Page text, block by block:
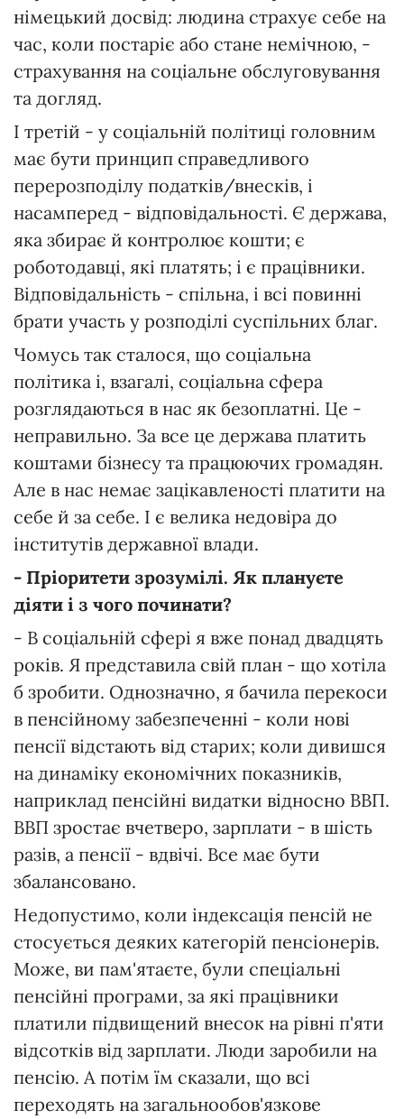
німецький досвід: людина страхує себе на
час, коли постаріє або стане немічною, -
страхування на соціальне обслуговування
та догляд.
І третій - у соціальній політиці головним
має бути принцип справедливого
перерозподілу податків/внесків, і
насамперед - відповідальності. Є держава,
яка збирає й контролює кошти; є
роботодавці, які платять; і є працівники.
Відповідальність - спільна, і всі повинні
брати участь у розподілі суспільних благ.
Чомусь так сталося, що соціальна
політика і, взагалі, соціальна сфера
розглядаються в нас як безоплатні. Це -
неправильно. За все це держава платить
коштами бізнесу та працюючих громадян.
Але в нас немає зацікавленості платити на
себе й за себе. І є велика недовіра до
інститутів державної влади.
- Пріоритети зрозумілі. Як плануєте
діяти і з чого починати?
- В соціальній сфері я вже понад двадцять
років. Я представила свій план - що хотіла
б зробити. Однозначно, я бачила перекоси
в пенсійному забезпеченні - коли нові
пенсії відстають від старих; коли дивишся
на динаміку економічних показників,
наприклад пенсійні видатки відносно ВВП.
ВВП зростає вчетверо, зарплати - в шість
разів, а пенсії - вдвічі. Все має бути
збалансовано.
Недопустимо, коли індексація пенсій не
стосується деяких категорій пенсіонерів.
Може, ви пам'ятаєте, були спеціальні
пенсійні програми, за які працівники
платили підвищений внесок на рівні п'яти
відсотків від зарплати. Люди заробили на
пенсію. А потім їм сказали, що всі
переходять на загальнообов'язкове